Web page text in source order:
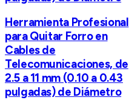
Herramienta Profesional
para Quitar Forro en
Cables de
Telecomunicaciones, de
2.5 a 11 mm (0.10 a 0.43
pulgadas) de Diámetro